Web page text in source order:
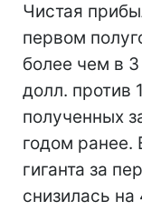
Чистая
первом
более чем в
долл. против
полученных
годом ранее.
гиганта за
снизилась на